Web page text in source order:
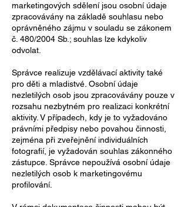
marketingových sdělení jsou osobní údaje
zpracovávány na základě souhlasu nebo
oprávněného zájmu v souladu se zákonem
č. 480/2004 Sb.; souhlas lze kdykoliv
odvolat.
Správce realizuje vzdělávací aktivity také
pro děti a mladistvé. Osobní údaje
nezletilých osob jsou zpracovávány pouze v
rozsahu nezbytném pro realizaci konkrétní
aktivity. V případech, kdy je to vyžadováno
právními předpisy nebo povahou činnosti,
zejména při zveřejnění individuálních
fotografií, je vyžadován souhlas zákonného
zástupce. Správce nepoužívá osobní údaje
nezletilých osob k marketingovému
profilování.